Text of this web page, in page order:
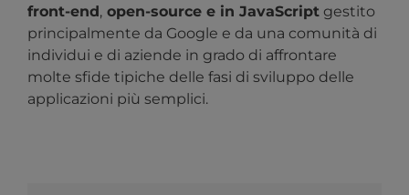
front-end , open-source e in JavaScript gestito
principalmente da Google e da una comunità di
individui e di aziende in grado di affrontare
molte sfide tipiche delle fasi di sviluppo delle
applicazioni più semplici.